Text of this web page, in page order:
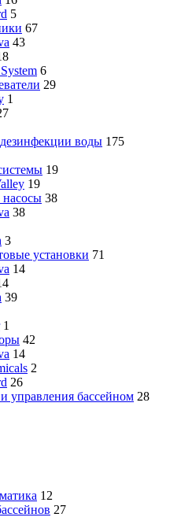
5
67
43
6
29
1
воды 175
19
19
38
38
3
установки 71
14
39
1
42
14
2
26
управления бассейном 28
12
27